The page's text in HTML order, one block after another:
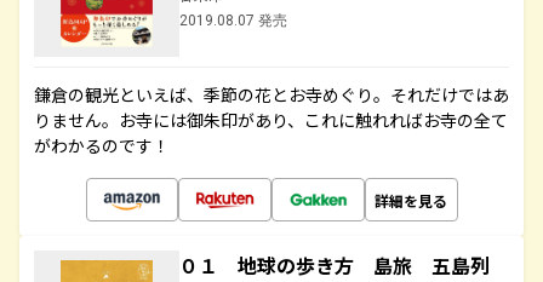
2019.08.07 発売
鎌倉の観光といえば、季節の花とお寺めぐり。それだけではあ
りません。お寺には御朱印があり、これに触れればお寺の全て
がわかるのです！
詳細を見る
０１ 地球の歩き方 島旅 五島列